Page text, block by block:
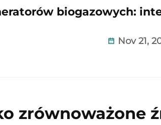
biogazowych:
Nov 21,
zrównoważone